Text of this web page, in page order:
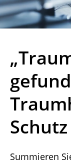
Summieren